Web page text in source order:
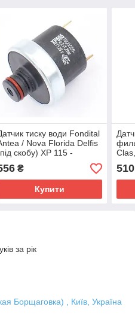
тиску води Fondital
/ Nova Florida Delfis
скобу) ХР 115 -
₴
Купити
510
за рік
Борщаговка) , Київ, Україна